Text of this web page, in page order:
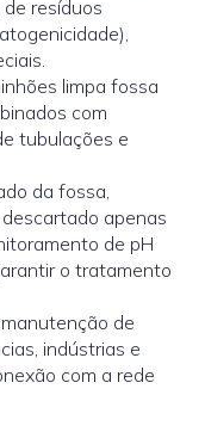
resíduos
limpa fossa
com
tubulações e
da fossa,
apenas
de pH
o tratamento
de
indústrias e
com a rede